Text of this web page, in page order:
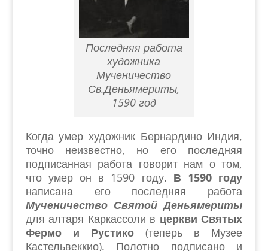
Последняя работа
художника
Мученичество
Св.Деньямериты,
1590 год
Когда умер художник Бернардино Индия,
точно неизвестно, но его последняя
подписанная работа говорит нам о том,
что умер он в 1590 году. В 1590 году
написана его последняя работа
Мученичество Святой Деньямериты
для алтаря Каркассоли в церкви Святых
Фермо и Рустико(теперь в Музее
Кастельвеккио). Полотно подписано и